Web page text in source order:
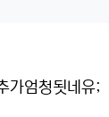
가엄청됫네유;